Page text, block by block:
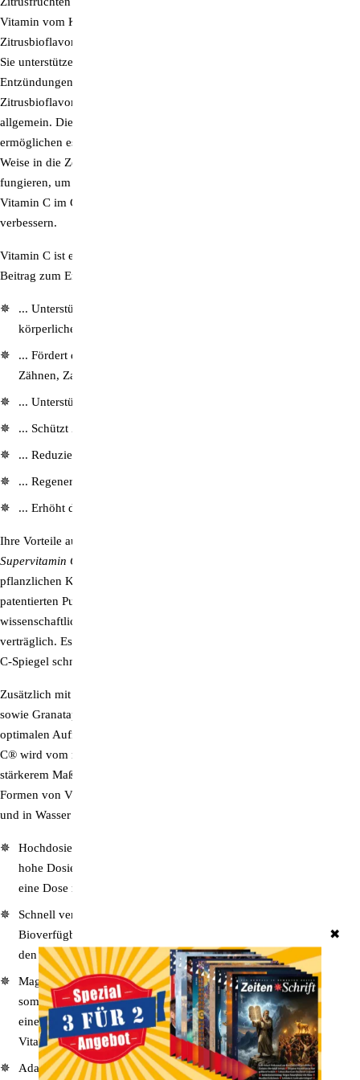
Vitamin vom Körper besonders gut aufgenommen werden kann.
Zitrusbioflavonoide schützen das Vitamin C im Körper vor Oxidation.
Sie unterstützen auch die Fähigkeit des Körpers, sich vor chronischen
Entzündungen zu schützen und helfen bei der Wundheilung.
Zitrusbioflavonoide stärken die Funktion des Immunsystems ganz
allgemein. Die in PureWay-C® enthaltenen Fettsäuren wiederum
ermöglichen es dem Vitamin C, auf sichere, schnelle und effektive
Weise in die Zellen einzudringen, indem sie als Ascorbinsäureträger
fungieren, um die intestinale Absorption und die Verteilung von
Vitamin C im Gewebe zu erhöhen und die zelluläre Aufnahme zu
verbessern.
Vitamin C ist ein Allrounder im Körper und leistet einen wichtigen
Beitrag zum Erhalt wichtiger Stoffwechselprozesse und ...
... Unterstützt das Immunsystem während und nach intensiver
körperlicher Belastung.
... Fördert die Kollagenbildung in Blutgefäßen, Knochen, Knorpeln,
Zähnen, Zahnfleisch und Haut.
... Unterstützt Nervensystem und Psyche.
... Schützt Zellen vor oxidativem Stress.
... Reduziert Müdigkeit und Erschöpfung.
... Regeneriert die reduzierte Form von Vitamin E.
... Erhöht die Eisenaufnahme im Dünndarm.
Ihre Vorteile auf einen Blick
Supervitamin C forte
pflanzlichen Kapseln zur Unterstützung des Immunsystems. Dank des
patentierten PureWay-C® ist es hervorragend bioverfügbar,
wissenschaftlich getestet und auch bei hoher Dosierung sehr gut
verträglich. Es bietet eine einzigartige vegane Möglichkeit, den Vitamin
C-Spiegel schnell, effektiv und magenschonend anzuheben.
Zusätzlich mit dabei: Bioflavonoide (Vitamin C2), OPC, Beta-Glucan
sowie Granatapfelextrakt. Diese wirken katalytisch und sind zur
optimalen Aufnahme und Verstoffwechselung sehr wichtig. PureWay-
C® wird vom menschlichen Körper schneller absorbiert und in
stärkerem Maße (bis zu 233% höher) behalten als alle getesteten
Formen von Vitamin C. Die Kapseln können bei Bedarf auch geöffnet
und in Wasser oder Saft eingenommen werden.
Hochdosiert:
hohe Dosierung erhalten Sie mehr Vitamin für weniger Geld. Denn
eine Dose reicht für ganze drei Monate.
Schnell verfügbar:
Bioverfügbarkeit, die adaptogenen Inhaltsstoffe gelangen schnell in
den Blutkreislauf.
Magenfreundlich:UnserSupervitamin C forteist nicht sauer und
somit auch für empfindliche Mägen geeignet. Zudem bewirkt es
eine höhere Speicherung und Verfügbarkeit (bis zu 233%) von
Vitamin C im Vergleich zu anderen Ascorbinsäureformen.
Adaptogene Rezeptur:Es handelt sich hierbei nicht um ein Mono-
✖